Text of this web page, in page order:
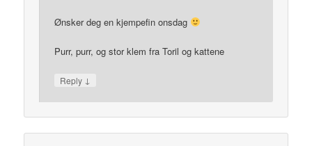
Ønsker deg en kjempefin onsdag
Purr, purr, og stor klem fra Toril og kattene
Reply ↓